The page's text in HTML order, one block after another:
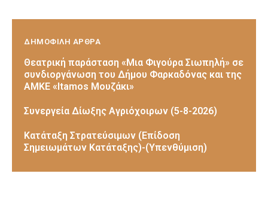
ΔΗΜΟΦΙΛΗ ΑΡΘΡΑ
Θεατρική παράσταση «Μια Φιγούρα Σιωπηλή» σε
συνδιοργάνωση του Δήμου Φαρκαδόνας και της
ΑΜΚΕ «Itamos Μουζάκι»
Συνεργεία Δίωξης Αγριόχοιρων (5-8-2026)
Κατάταξη Στρατεύσιμων (Επίδοση
Σημειωμάτων Κατάταξης)-(Υπενθύμιση)